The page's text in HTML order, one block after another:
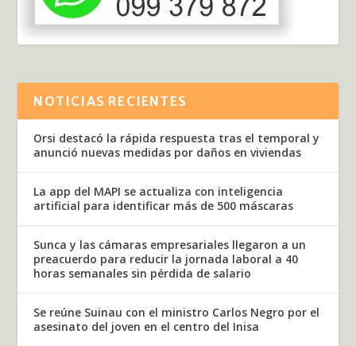
NOTICIAS RECIENTES
Orsi destacó la rápida respuesta tras el temporal y
anunció nuevas medidas por daños en viviendas
La app del MAPI se actualiza con inteligencia
artificial para identificar más de 500 máscaras
Sunca y las cámaras empresariales llegaron a un
preacuerdo para reducir la jornada laboral a 40
horas semanales sin pérdida de salario
Se reúne Suinau con el ministro Carlos Negro por el
asesinato del joven en el centro del Inisa